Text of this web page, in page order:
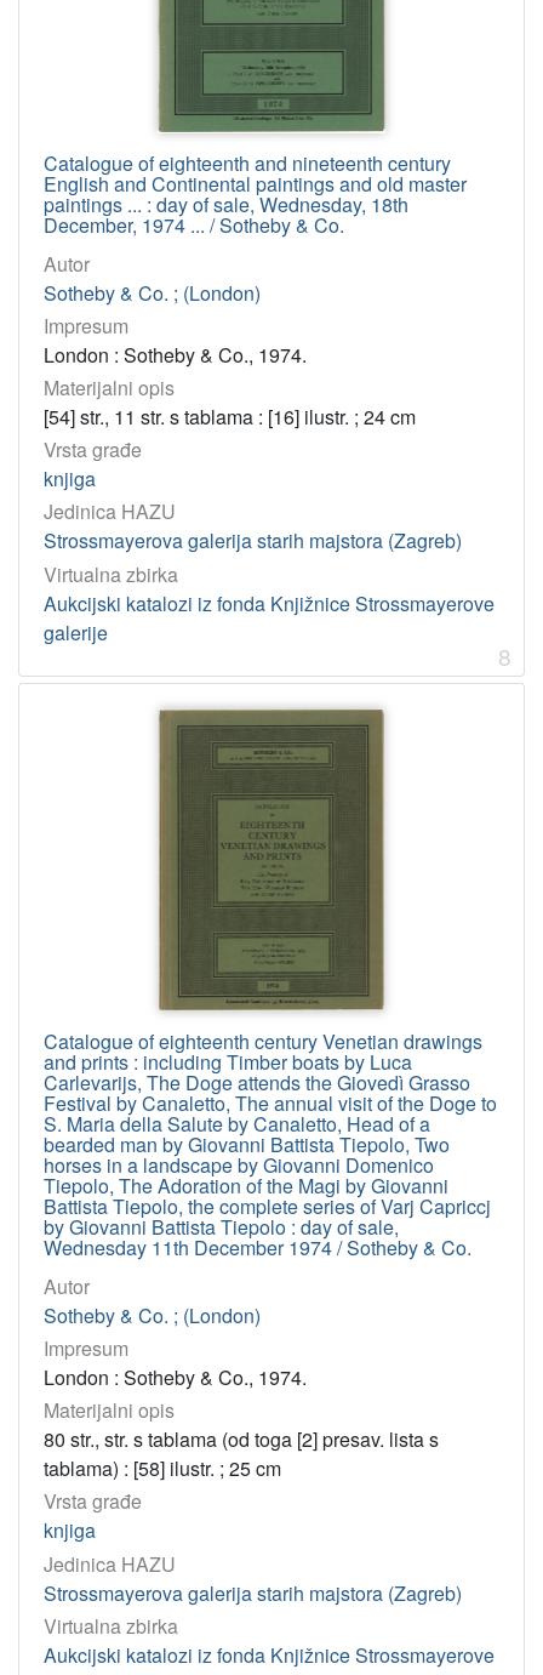
Catalogue of eighteenth and nineteenth century
English and Continental paintings and old master
paintings ... : day of sale, Wednesday, 18th
December, 1974 ... / Sotheby & Co.
Autor
Sotheby & Co. ; (London)
Impresum
London : Sotheby & Co., 1974.
Materijalni opis
[54] str., 11 str. s tablama : [16] ilustr. ; 24 cm
Vrsta građe
knjiga
Jedinica HAZU
Strossmayerova galerija starih majstora (Zagreb)
Virtualna zbirka
Aukcijski katalozi iz fonda Knjižnice Strossmayerove
galerije
8
Catalogue of eighteenth century Venetian drawings
and prints : including Timber boats by Luca
Carlevarijs, The Doge attends the Giovedì Grasso
Festival by Canaletto, The annual visit of the Doge to
S. Maria della Salute by Canaletto, Head of a
bearded man by Giovanni Battista Tiepolo, Two
horses in a landscape by Giovanni Domenico
Tiepolo, The Adoration of the Magi by Giovanni
Battista Tiepolo, the complete series of Varj Capriccj
by Giovanni Battista Tiepolo : day of sale,
Wednesday 11th December 1974 / Sotheby & Co.
Autor
Sotheby & Co. ; (London)
Impresum
London : Sotheby & Co., 1974.
Materijalni opis
80 str., str. s tablama (od toga [2] presav. lista s
tablama) : [58] ilustr. ; 25 cm
Vrsta građe
knjiga
Jedinica HAZU
Strossmayerova galerija starih majstora (Zagreb)
Virtualna zbirka
Aukcijski katalozi iz fonda Knjižnice Strossmayerove